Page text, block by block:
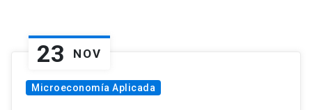
23 NOV
Microeconomía Aplicada